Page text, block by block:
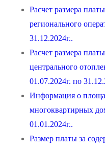
Расчет размера
регионального
31.12.2024г..
Расчет размера
центрального
01.07.2024г. по
Информация о
многоквартирных
01.01.2024г..
Размер платы за